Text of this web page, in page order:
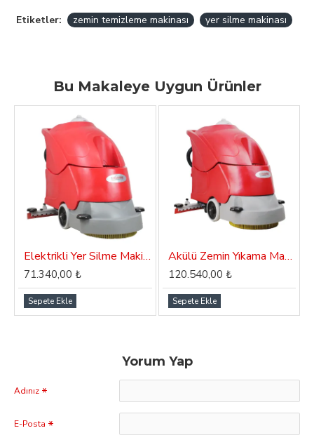
Etiketler: zemin temizleme makinası yer silme makinası
Bu Makaleye Uygun Ürünler
Elektrikli Yer Silme Makinası Dass Gama 43E
71.340,00 ₺
Sepete Ekle
Akülü Zemin Yıkama Makinası Dass Gama 43B
120.540,00 ₺
Sepete Ekle
Yorum Yap
Adınız
E-Posta